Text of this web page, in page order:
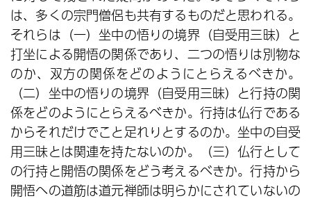
は、多くの宗門僧侶も共有するものだと思われる。
それらは（一）坐中の悟りの境界（自受用三昧）と
打坐による開悟の関係であり、二つの悟りは別物な
のか、双方の関係をどのようにとらえるべきか。
（二）坐中の悟りの境界（自受用三昧）と行持の関
係をどのようにとらえるべきか。行持は仏行である
からそれだけでこと足れりとするのか。坐中の自受
用三昧とは関連を持たないのか。（三）仏行として
の行持と開悟の関係をどう考えるべきか。行持から
開悟への道筋は道元禅師は明らかにされていないの